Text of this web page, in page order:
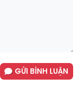
GỬI BÌNH LUẬN